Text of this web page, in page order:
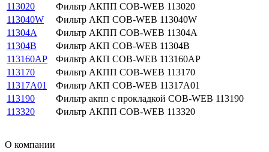
113020
Фильтр АКПП COB-WEB 113020
113040W
Фильтр АКП COB-WEB 113040W
11304A
Фильтр АКПП COB-WEB 11304A
11304B
Фильтр АКП COB-WEB 11304B
113160AP
Фильтр АКП COB-WEB 113160AP
113170
Фильтр АКПП COB-WEB 113170
11317A01
Фильтр АКП COB-WEB 11317A01
113190
Фильтр акпп с прокладкой COB-WEB 113190
113320
Фильтр АКПП COB-WEB 113320
О компании